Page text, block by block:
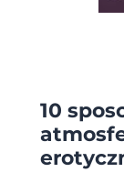
10